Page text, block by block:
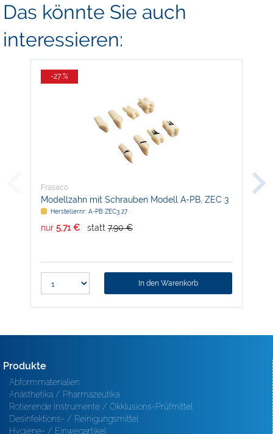
Das könnte Sie auch
interessieren:
-27 %
Frasaco
Modellzahn mit Schrauben Modell A-PB, ZEC 3
Herstellernr: A-PB ZEC3 27
nur 5,71 € statt 7,90 €
In den Warenkorb
Produkte
Abformmaterialien
Anästhetika / Pharmazeutika
Rotierende Instrumente / Okklusions-Prüfmittel
Desinfektions- / Reinigungsmittel
Hygiene- / Einwegartikel